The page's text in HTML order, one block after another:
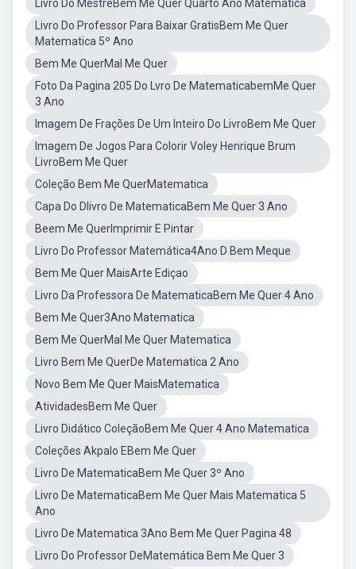
Livro Do MestreBem Me Quer Quarto Ano Matematica
Livro Do Professor Para Baixar GratisBem Me Quer
Matematica 5º Ano
Bem Me QuerMal Me Quer
Foto Da Pagina 205 Do Lvro De MatematicabemMe Quer
3 Ano
Imagem De Frações De Um Inteiro Do LivroBem Me Quer
Imagem De Jogos Para Colorir Voley Henrique Brum
LivroBem Me Quer
Coleção Bem Me QuerMatematica
Capa Do Dlivro De MatematicaBem Me Quer 3 Ano
Beem Me QuerImprimir E Pintar
Livro Do Professor Matemática4Ano D Bem Meque
Bem Me Quer MaisArte Ediçao
Livro Da Professora De MatematicaBem Me Quer 4 Ano
Bem Me Quer3Ano Matematica
Bem Me QuerMal Me Quer Matematica
Livro Bem Me QuerDe Matematica 2 Ano
Novo Bem Me Quer MaisMatematica
AtividadesBem Me Quer
Livro Didático ColeçãoBem Me Quer 4 Ano Matematica
Coleções Akpalo EBem Me Quer
Livro De MatematicaBem Me Quer 3º Ano
Livro De MatematicaBem Me Quer Mais Matematica 5
Ano
Livro De Matematica 3Ano Bem Me Quer Pagina 48
Livro Do Professor DeMatemática Bem Me Quer 3